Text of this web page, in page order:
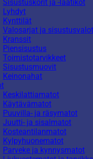
Sisustuskorit ja -laatikot
Lyhdyt
Kynttilät
Valosarjat ja sisustusvalot
Kranssit
Piensisustus
Toimistotarvikkeet
Sisustusmuovit
Keinonahat
Keskilattiamatot
Käytävämatot
Puuvilla- ja räsymatot
Juutti- ja sisalmatot
Kosteantilanmatot
Kylpyhuonematot
Parveke ja kynnysmatot